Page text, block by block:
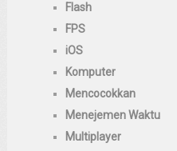
Flash
FPS
iOS
Komputer
Mencocokkan
Menejemen Waktu
Multiplayer